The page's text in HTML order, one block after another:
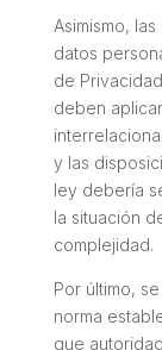
Asimismo,
datos
de
deben
y las
ley debería
la situación
complejidad.
Por último,
norma
que